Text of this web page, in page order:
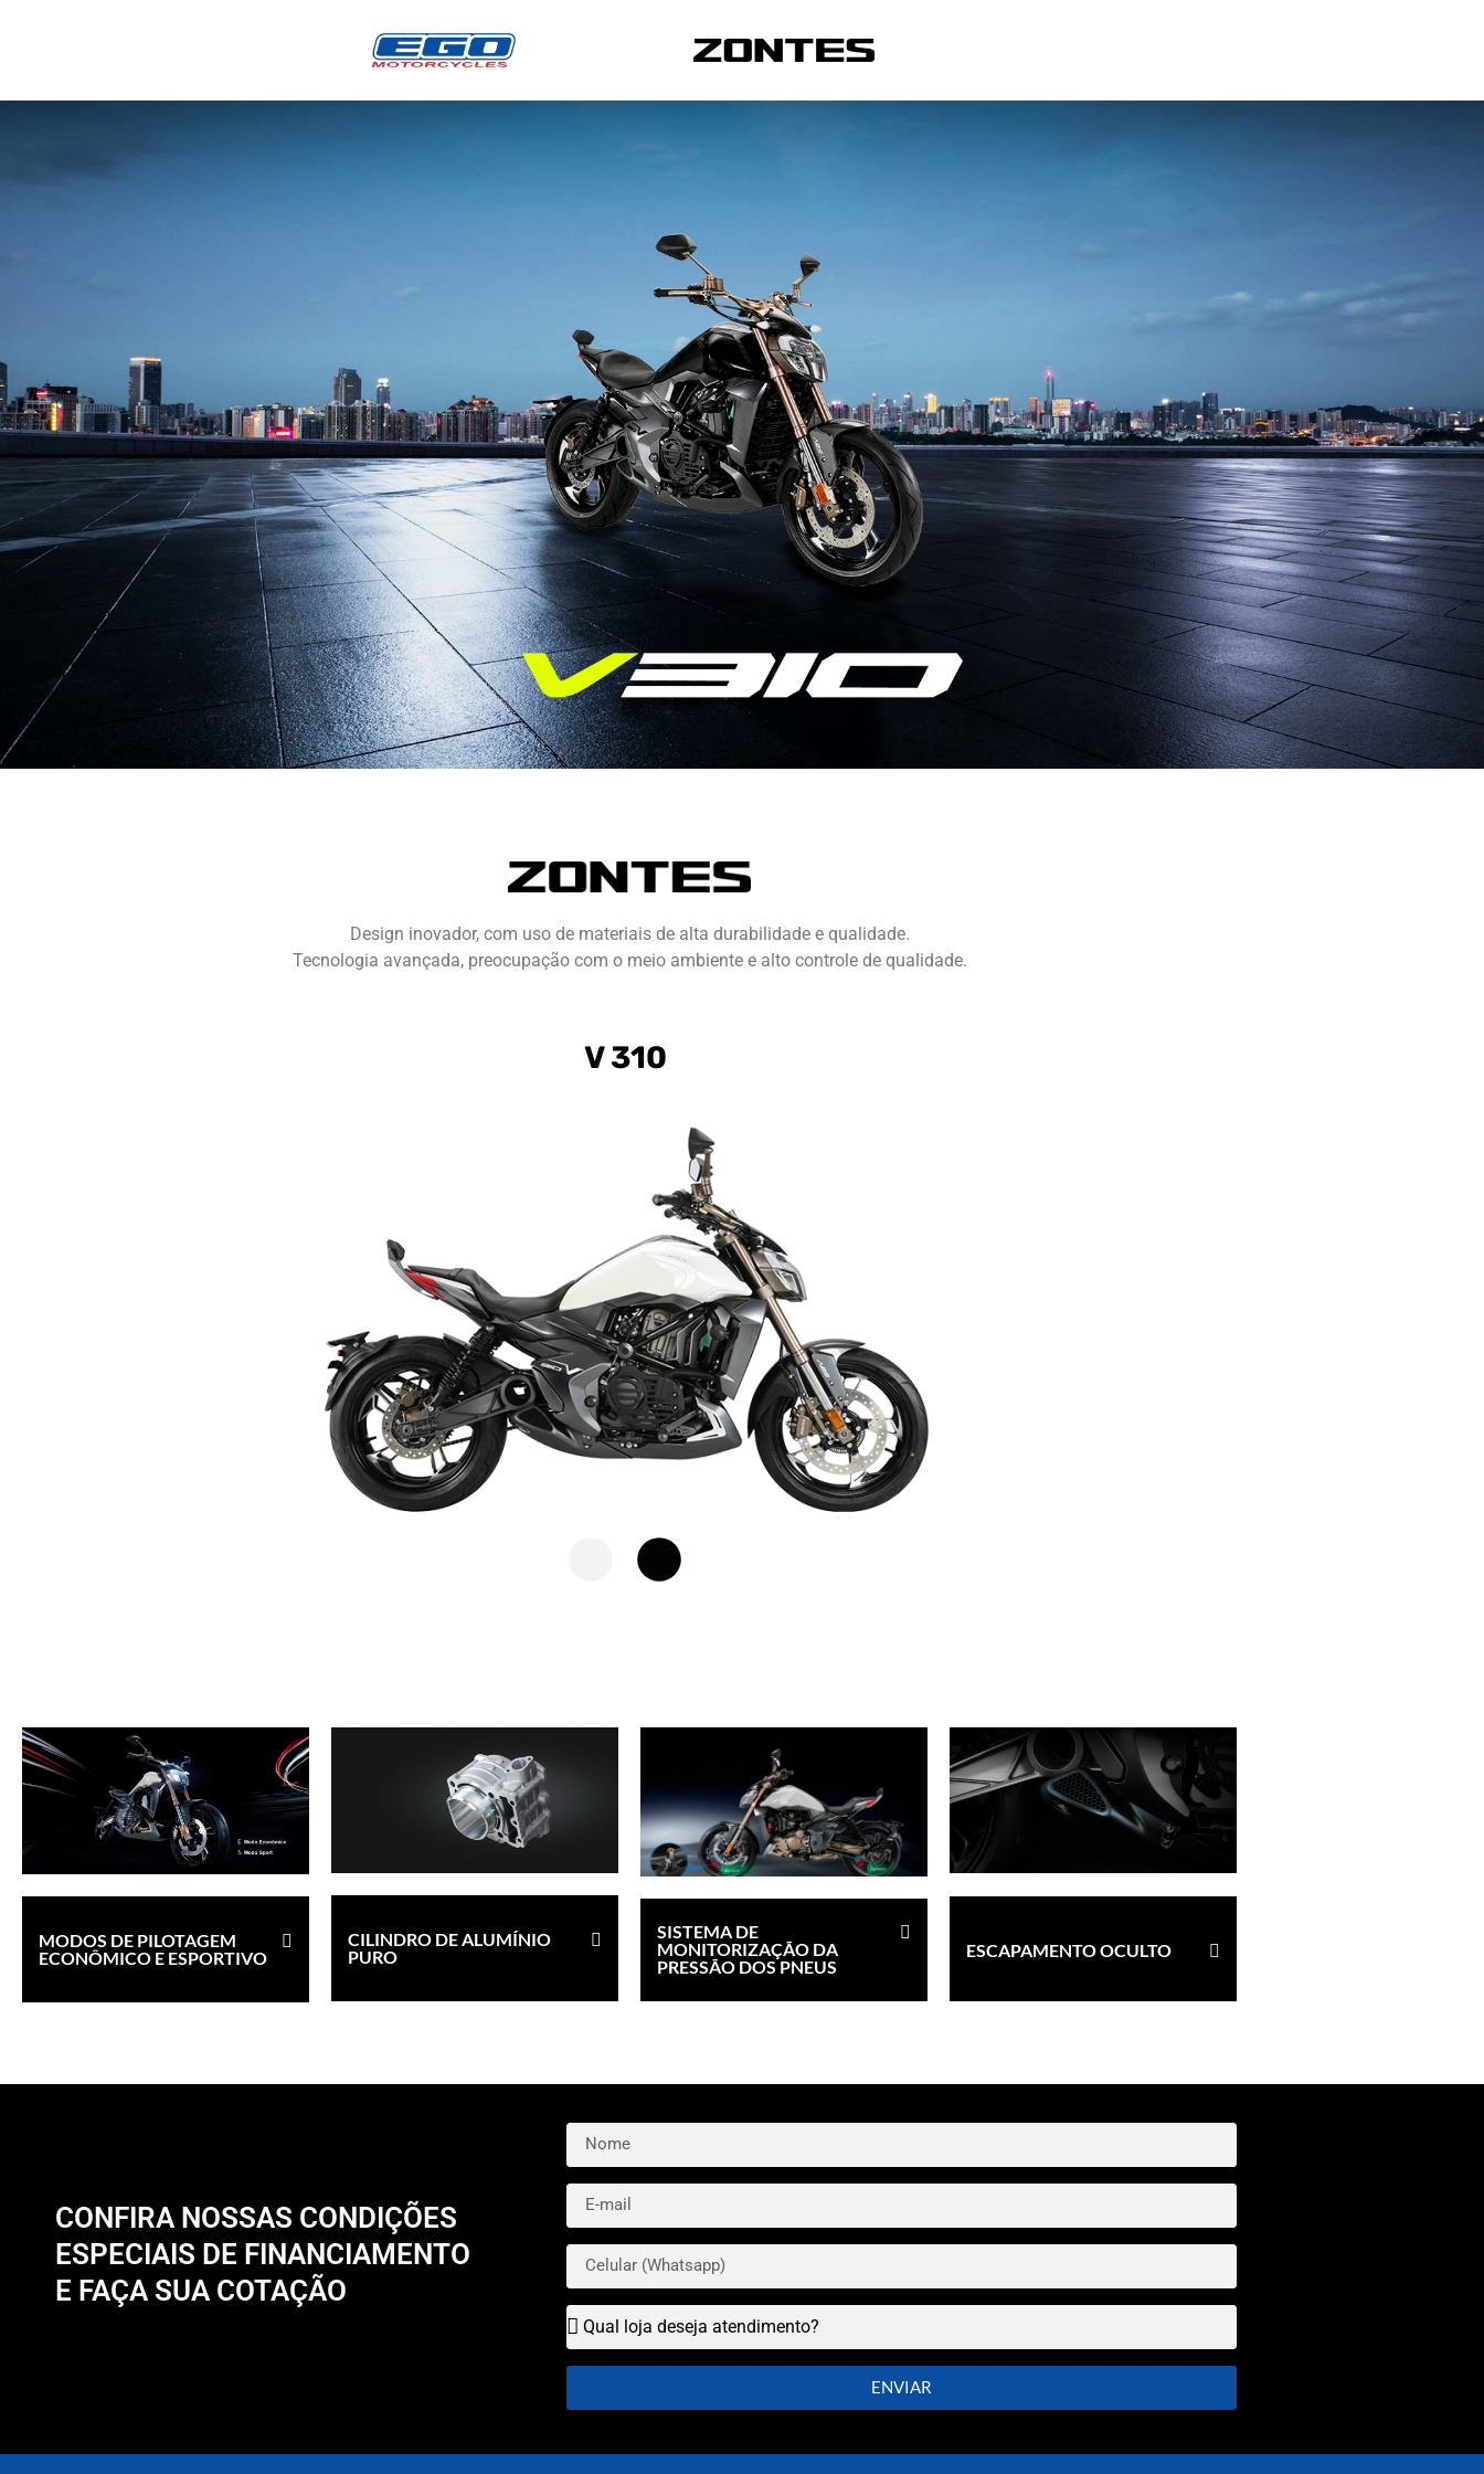
Design inovador, com uso de materiais de alta durabilidade e qualidade.
Tecnologia avançada, preocupação com o meio ambiente e alto controle de qualidade.
V 310
MODOS DE PILOTAGEM
ECONÔMICO E ESPORTIVO
CILINDRO DE ALUMÍNIO
PURO
SISTEMA DE
MONITORIZAÇÃO DA
PRESSÃO DOS PNEUS
ESCAPAMENTO OCULTO
CONFIRA NOSSAS CONDIÇÕES
ESPECIAIS DE FINANCIAMENTO
E FAÇA SUA COTAÇÃO
ENVIAR